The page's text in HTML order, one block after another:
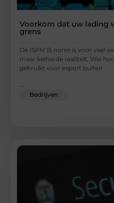
Voorkom dat uw lading
grens
De ISPM 15 norm is voor veel
maar keiharde realiteit. Wie
gebruikt voor export buiten
Bedrijven